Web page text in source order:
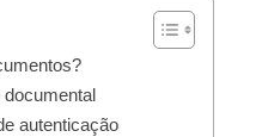
documental
autenticação